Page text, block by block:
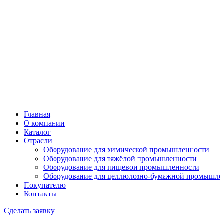
Главная
О компании
Каталог
Отрасли
Оборудование для химической промышленности
Оборудование для тяжёлой промышленности
Оборудование для пищевой промышленности
Оборудование для целлюлозно-бумажной
Покупателю
Контакты
Сделать заявку